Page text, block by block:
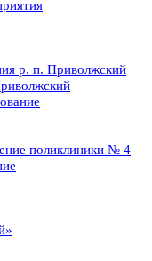
р. п. Приволжский
поликлиники № 4